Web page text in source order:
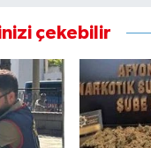
çekebilir